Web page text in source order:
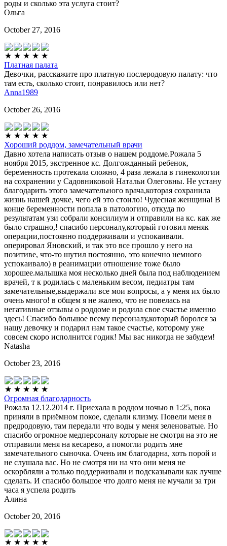
роды и сколько эта услуга стоит?
Ольга
October 27, 2016
Платная палата
Девочки, расскажите про платную послеродовую палату: что
там есть, сколько стоит, понравилось или нет?
Anna1989
October 26, 2016
Хороший роддом, замечательный врачи
Давно хотела написать отзыв о нашем роддоме.Рожала 5
ноября 2015, экстренное кс. Долгожданный ребенок,
беременность протекала сложно, 4 раза лежала в гинекологии
на сохранении у Садовниковой Натальи Олеговны. Не устану
благодарить этого замечательного врача,которая сохранила
жизнь нашей дочке, чего ей это стоило! Чудесная женщина! В
конце беременности попала в патологию, откуда по
результатам узи собрали консилиум и отправили на кс. как же
было страшно,! спасибо персоналу,который готовил меняк
операции,постоянно поддерживали и успокаивали.
оперировал Яновский, и так это все прошло у него на
позитиве, что-то шутил постоянно, это конечно немного
успокаивало) в реанимации отношение тоже было
хорошее.малышка моя несколько дней была под наблюдением
врачей, т к родилась с маленьким весом, педиатры там
замечательные,выдержали все мои вопросы, а у меня их было
очень много! в общем я не жалею, что не повелась на
негативные отзывы о роддоме и родила свое счастье именно
здесь! Спасибо большое всему персоналу,который боролся за
нашу девочку и подарил нам такое счастье, которому уже
совсем скоро исполнится годик! Мы вас никогда не забудем!
Natasha
October 23, 2016
Огромная благодарность
Рожала 12.12.2014 г. Приехала в роддом ночью в 1:25, пока
приняли в приёмном покое, сделали клизму. Повели меня в
предродовую, там передали что воды у меня зеленоватые. Но
спасибо огромное медперсоналу которые не смотря на это не
отправили меня на кесарево, а помогли родить мне
замечательного сыночка. Очень им благодарна, хоть порой и
не слушала вас. Но не смотря ни на что они меня не
оскорбляли а только поддерживали и подсказывали как лучше
сделать. И спасибо большое что долго меня не мучали за три
часа я успела родить
Алина
October 20, 2016